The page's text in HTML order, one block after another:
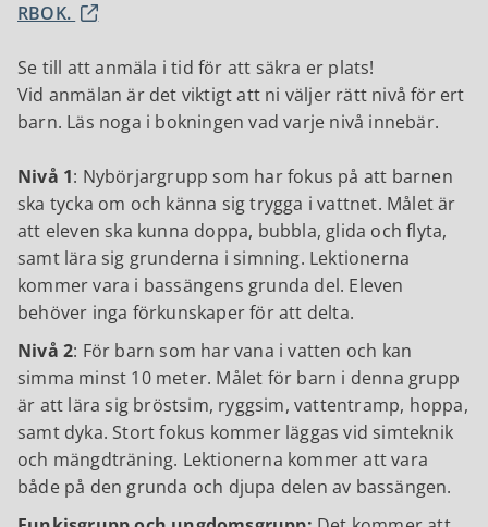
RBOK.
Se till att anmäla i tid för att säkra er plats!
Vid anmälan är det viktigt att ni väljer rätt nivå för ert
barn. Läs noga i bokningen vad varje nivå innebär.
Nivå 1: Nybörjargrupp som har fokus på att barnen
ska tycka om och känna sig trygga i vattnet. Målet är
att eleven ska kunna doppa, bubbla, glida och flyta,
samt lära sig grunderna i simning. Lektionerna
kommer vara i bassängens grunda del. Eleven
behöver inga förkunskaper för att delta.
Nivå 2: För barn som har vana i vatten och kan
simma minst 10 meter. Målet för barn i denna grupp
är att lära sig bröstsim, ryggsim, vattentramp, hoppa,
samt dyka. Stort fokus kommer läggas vid simteknik
och mängdträning. Lektionerna kommer att vara
både på den grunda och djupa delen av bassängen.